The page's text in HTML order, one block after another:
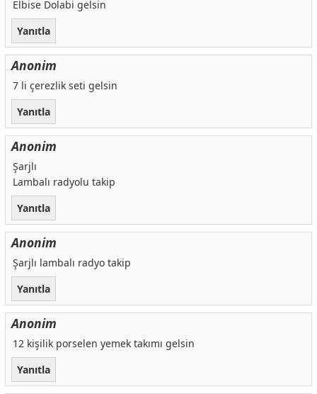
Elbise Dolabi gelsin
Yanıtla
Anonim
7 li çerezlik seti gelsin
Yanıtla
Anonim
Şarjlı
Lambalı radyolu takip
Yanıtla
Anonim
Şarjlı lambalı radyo takip
Yanıtla
Anonim
12 kişilik porselen yemek takımı gelsin
Yanıtla